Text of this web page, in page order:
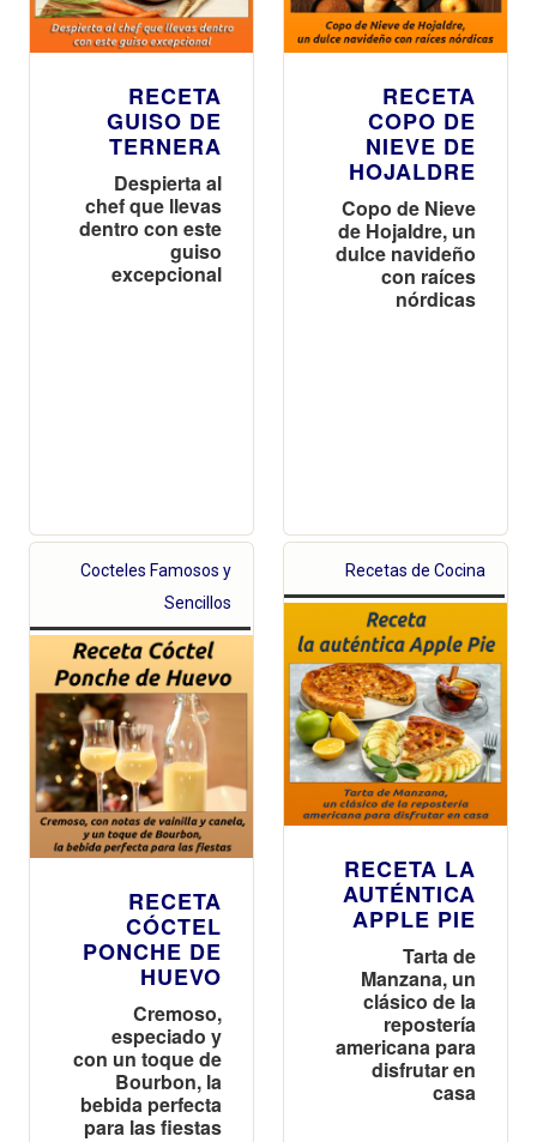
RECETA
GUISO DE
TERNERA
Despierta al
chef que llevas
dentro con este
guiso
excepcional
RECETA
COPO DE
NIEVE DE
HOJALDRE
Copo de Nieve
de Hojaldre, un
dulce navideño
con raíces
nórdicas
Cocteles Famosos y
Sencillos
RECETA
CÓCTEL
PONCHE DE
HUEVO
Cremoso,
especiado y
con un toque de
Bourbon, la
bebida perfecta
para las fiestas
Recetas de Cocina
RECETA LA
AUTÉNTICA
APPLE PIE
Tarta de
Manzana, un
clásico de la
repostería
americana para
disfrutar en
casa